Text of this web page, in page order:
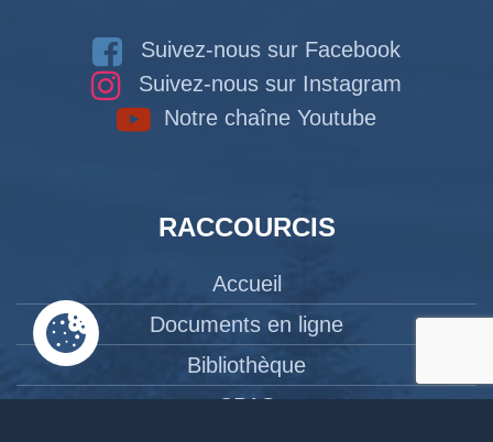
Suivez-nous sur Facebook
Suivez-nous sur Instagram
Notre chaîne Youtube
RACCOURCIS
Accueil
Documents en ligne
Bibliothèque
CPAS